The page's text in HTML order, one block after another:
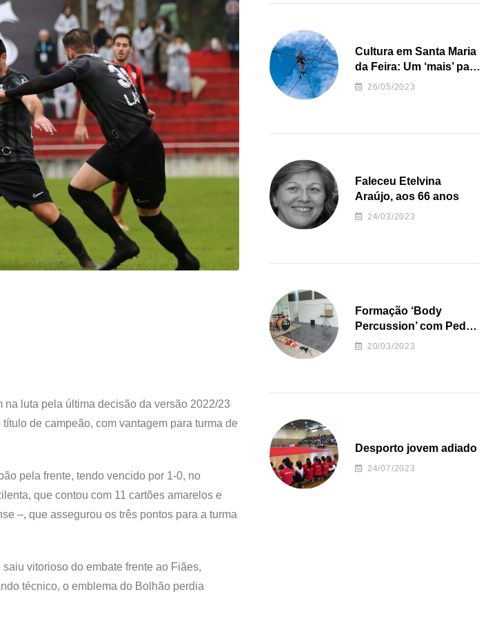
luta pela última decisão da versão 2022/23
de campeão, com vantagem para turma de
pela frente, tendo vencido por 1-0, no
que contou com 11 cartões amarelos e
–, que assegurou os três pontos para a turma
vitorioso do embate frente ao Fiães,
técnico, o emblema do Bolhão perdia
Cultura em Santa Maria
da Feira: Um ‘mais’ para
o Concelho
26/05/2023
Faleceu Etelvina
Araújo, aos 66 anos
24/03/2023
Formação ‘Body
Percussion’ com Pedro
Almeida
20/03/2023
Desporto jovem adiado
24/07/2023